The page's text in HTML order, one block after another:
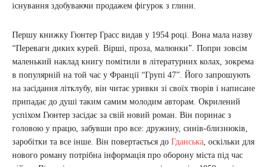
існування здобуваючи продажем фігурок з глини.
Першу книжку Гюнтер Грасс видав у 1954 році. Вона мала назву
“Переваги диких курей. Вірші, проза, малюнки”. Попри зовсім
маленький наклад книгу помітили в літературних колах, зокрема
в популярній на той час у Франції “Групі 47”. Його запрошують
на засідання літклубу, він читає уривки зі своїх творів і написане
припадає до душі таким самим молодим авторам. Окрилений
успіхом Гюнтер засідає за свій новий роман. Він поринає з
головою у працю, забувши про все: дружину, синів-близнюків,
заробітки та все інше. Він повертається до Гданська , оскільки для
нового роману потрібна інформація про оборону міста під час